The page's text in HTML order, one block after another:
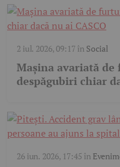
2 iul. 2026, 09:17în Social
Mașina avariată
despăgubiri chiar
26 iun. 2026, 17:45 în